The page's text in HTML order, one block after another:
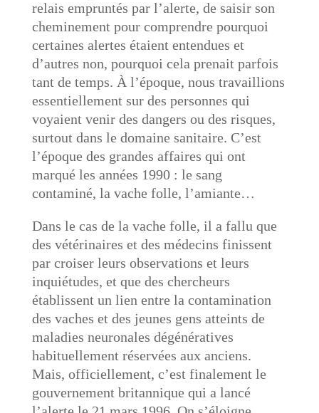
relais empruntés par l’alerte, de saisir son
cheminement pour comprendre pourquoi
certaines alertes étaient entendues et
d’autres non, pourquoi cela prenait parfois
tant de temps. À l’époque, nous travaillions
essentiellement sur des personnes qui
voyaient venir des dangers ou des risques,
surtout dans le domaine sanitaire. C’est
l’époque des grandes affaires qui ont
marqué les années 1990 : le sang
contaminé, la vache folle, l’amiante…
Dans le cas de la vache folle, il a fallu que
des vétérinaires et des médecins finissent
par croiser leurs observations et leurs
inquiétudes, et que des chercheurs
établissent un lien entre la contamination
des vaches et des jeunes gens atteints de
maladies neuronales dégénératives
habituellement réservées aux anciens.
Mais, officiellement, c’est finalement le
gouvernement britannique qui a lancé